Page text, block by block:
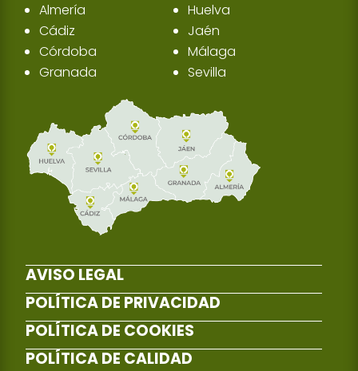
Almería
Cádiz
Córdoba
Granada
Huelva
Jaén
Málaga
Sevilla
AVISO LEGAL
POLÍTICA DE PRIVACIDAD
POLÍTICA DE COOKIES
POLÍTICA DE CALIDAD